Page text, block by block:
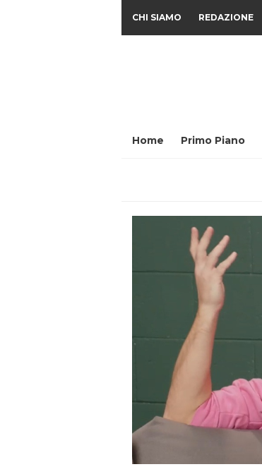
CHI SIAMO REDAZIONE
Home Primo Piano